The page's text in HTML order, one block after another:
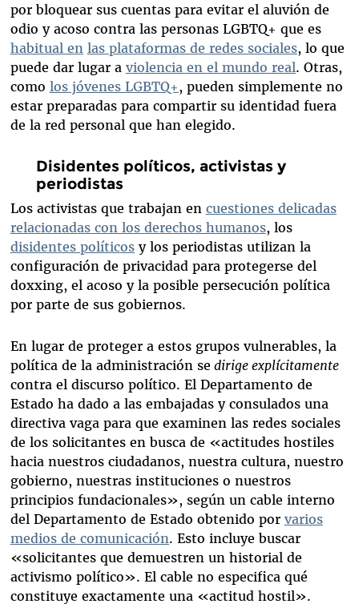
por bloquear sus cuentas para evitar el aluvión de
odio y acoso contra las personas LGBTQ+ que es
habitual en las plataformas de redes sociales, lo que
puede dar lugar a violencia en el mundo real. Otras,
como los jóvenes LGBTQ+, pueden simplemente no
estar preparadas para compartir su identidad fuera
de la red personal que han elegido.
Disidentes políticos, activistas y
periodistas
Los activistas que trabajan en cuestiones delicadas
relacionadas con los derechos humanos, los
disidentes políticosy los periodistas utilizan la
configuración de privacidad para protegerse del
doxxing, el acoso y la posible persecución política
por parte de sus gobiernos.
En lugar de proteger a estos grupos vulnerables, la
política de la administración se dirige explícitamente
contra el discurso político. El Departamento de
Estado ha dado a las embajadas y consulados una
directiva vaga para que examinen las redes sociales
de los solicitantes en busca de «actitudes hostiles
hacia nuestros ciudadanos, nuestra cultura, nuestro
gobierno, nuestras instituciones o nuestros
principios fundacionales», según un cable interno
del Departamento de Estado obtenido por varios
medios de comunicación. Esto incluye buscar
«solicitantes que demuestren un historial de
activismo político». El cable no especifica qué
constituye exactamente una «actitud hostil».